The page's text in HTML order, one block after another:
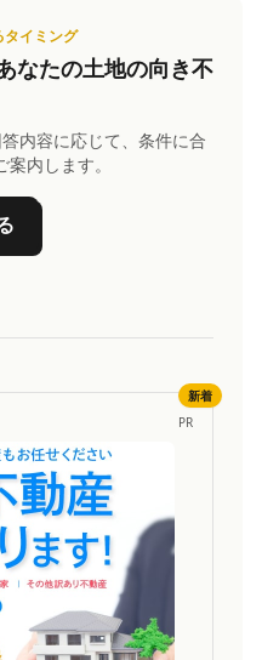
タイミング
なたの土地の向き不
内容に応じて、条件に合
内します。
PR
新着